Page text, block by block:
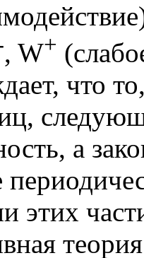
, W+
что
а
этих